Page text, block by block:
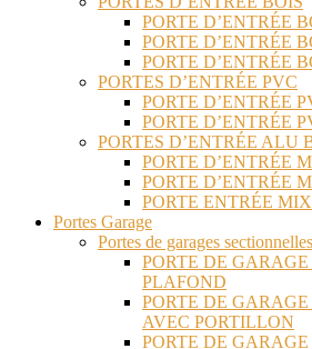
PORTE D’ENTRÉE
PORTE D’ENTRÉE
PORTE D’ENTRÉE
PORTES D’ENTRÉE PVC
PORTE D’ENTRÉE
PORTE D’ENTRÉE
PORTES D’ENTRÉE ALU
PORTE D’ENTRÉE
PORTE D’ENTRÉE
PORTE ENTRÉE
Portes Garage
Portes de garages
PORTE DE
PLAFOND
PORTE DE
AVEC PORTILLON
PORTE DE